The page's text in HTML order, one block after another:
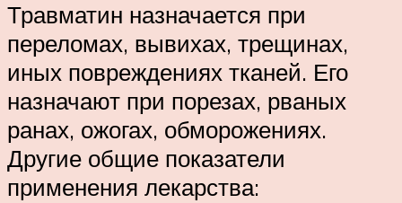
Травматин назначается при
переломах, вывихах, трещинах,
иных повреждениях тканей. Его
назначают при порезах, рваных
ранах, ожогах, обморожениях.
Другие общие показатели
применения лекарства: